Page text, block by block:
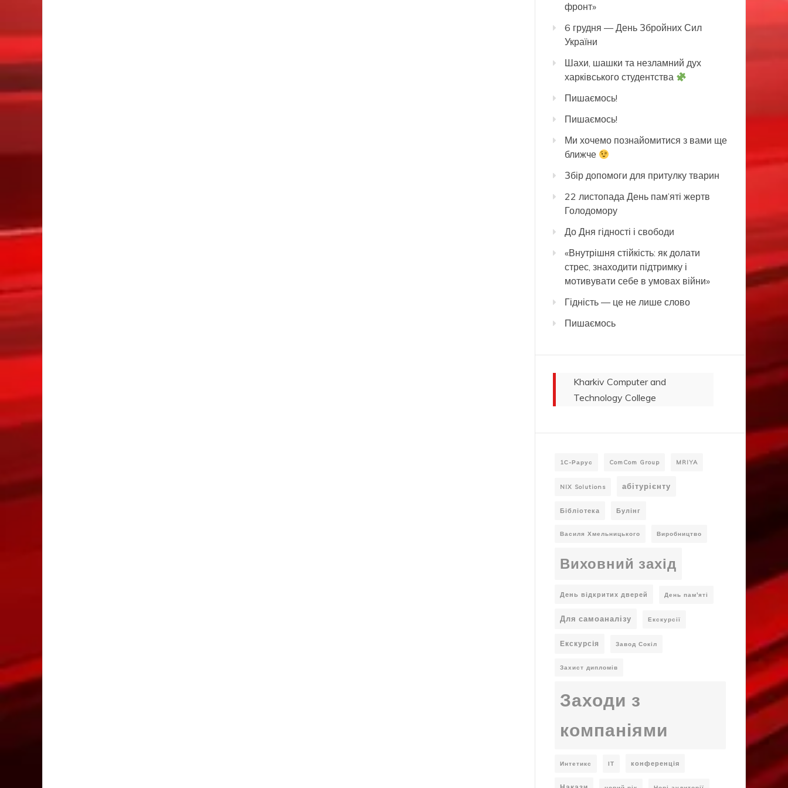
фронт»
6 грудня — День Збройних Сил
України
Шахи, шашки та незламний дух
харківського студентства
Пишаємось!
Пишаємось!
Ми хочемо познайомитися з вами ще
ближче
Збір допомоги для притулку тварин
22 листопада День пам’яті жертв
Голодомору
До Дня гідності і свободи
«Внутрішня стійкість: як долати
стрес, знаходити підтримку і
мотивувати себе в умовах війни»
Гідність — це не лише слово
Пишаємось
Kharkiv Computer and
Technology College
1С-Рарус ComCom Group MRIYA
NIX Solutions абітурієнту
Бібліотека Булінг
Василя Хмельницького Виробництво
Виховний захід
День відкритих дверей День пам'яті
Для самоаналізу Екскурсії
Екскурсія Завод Сокіл
Захист дипломів
Заходи з
компаніями
Интетикс ІТ конференція